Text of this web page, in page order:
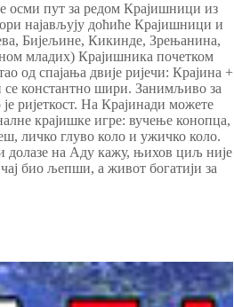
осми пут за редом Крајишници из
најављују доћиће Крајишници и
Бијељине, Кикинде, Зрењанина,
младих) Крајишника почетком
од спајања двије ријечи: Крајина +
се константно шири. Занимљиво за
ријеткост. На Крајинади можете
крајишке игре: вучење конопца,
личко глуво коло и ужичко коло.
долазе на Аду кажу, њихов циљ није
био љепши, а живот богатији за